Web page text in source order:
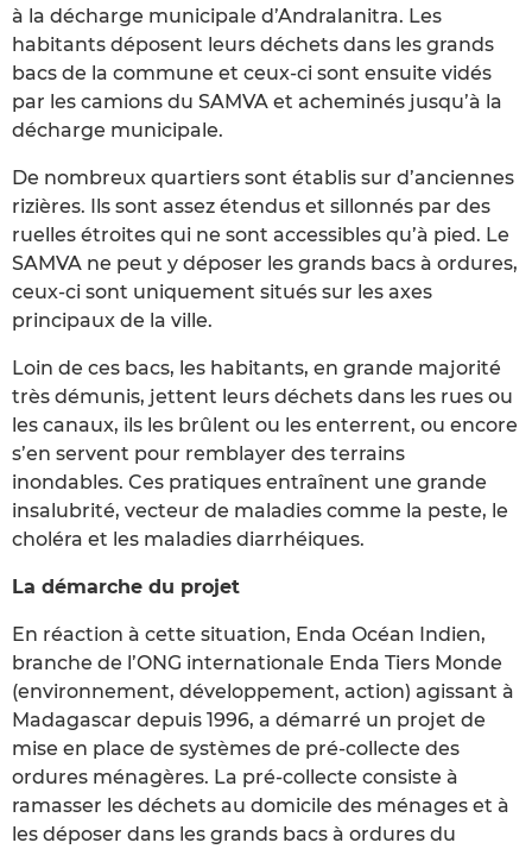
à la décharge municipale d’Andralanitra. Les
habitants déposent leurs déchets dans les grands
bacs de la commune et ceux-ci sont ensuite vidés
par les camions du SAMVA et acheminés jusqu’à la
décharge municipale.
De nombreux quartiers sont établis sur d’anciennes
rizières. Ils sont assez étendus et sillonnés par des
ruelles étroites qui ne sont accessibles qu’à pied. Le
SAMVA ne peut y déposer les grands bacs à ordures,
ceux-ci sont uniquement situés sur les axes
principaux de la ville.
Loin de ces bacs, les habitants, en grande majorité
très démunis, jettent leurs déchets dans les rues ou
les canaux, ils les brûlent ou les enterrent, ou encore
s’en servent pour remblayer des terrains
inondables. Ces pratiques entraînent une grande
insalubrité, vecteur de maladies comme la peste, le
choléra et les maladies diarrhéiques.
La démarche du projet
En réaction à cette situation, Enda Océan Indien,
branche de l’ONG internationale Enda Tiers Monde
(environnement, développement, action) agissant à
Madagascar depuis 1996, a démarré un projet de
mise en place de systèmes de pré-collecte des
ordures ménagères. La pré-collecte consiste à
ramasser les déchets au domicile des ménages et à
les déposer dans les grands bacs à ordures du